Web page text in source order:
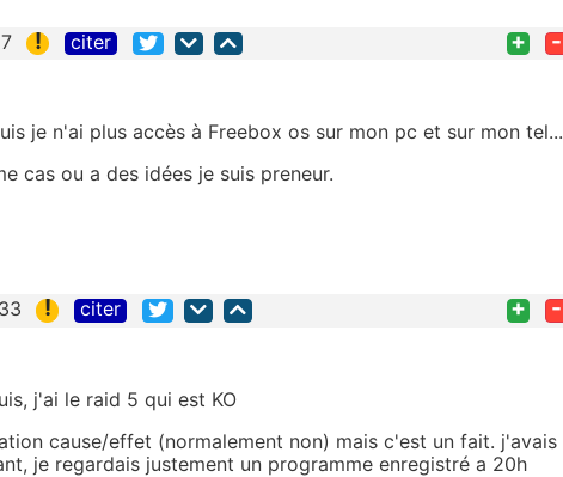
! citer + -
je n'ai plus accès à Freebox os sur mon pc et sur mon tel...
cas ou a des idées je suis preneur.
! citer + -
j'ai le raid 5 qui est KO
cause/effet (normalement non) mais c'est un fait. j'avais
je regardais justement un programme enregistré a 20h